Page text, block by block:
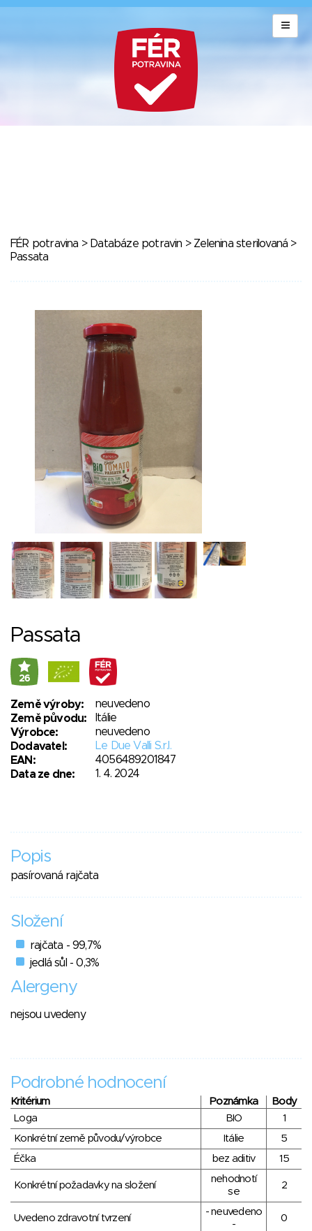
FÉR potravina > Databáze potravin > Zelenina sterilovaná >
Passata
Passata
26
Země výroby:
neuvedeno
Země původu:
Itálie
Výrobce:
neuvedeno
Dodavatel:
Le Due Valli S.r.l.
EAN:
4056489201847
Data ze dne:
1. 4. 2024
Popis
pasírovaná rajčata
Složení
rajčata - 99,7%
jedlá sůl - 0,3%
Alergeny
nejsou uvedeny
Podrobné hodnocení
Kritérium Poznámka
Body
Loga
BIO
1
Konkrétní země původu/výrobce
Itálie
5
Éčka
bez aditiv 15
Konkrétní požadavky na složení
nehodnotí
se
2
Uvedeno zdravotní tvrzení
- neuvedeno
-
0